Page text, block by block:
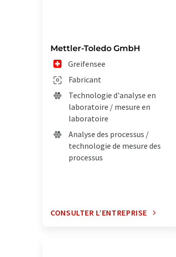
Mettler-Toledo GmbH
Greifensee
Fabricant
Technologie d'analyse en
laboratoire / mesure en
laboratoire
Analyse des processus /
technologie de mesure des
processus
CONSULTER L’ENTREPRISE